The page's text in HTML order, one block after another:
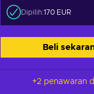
Dipilih:170 EUR
Beli
+2 penawaran